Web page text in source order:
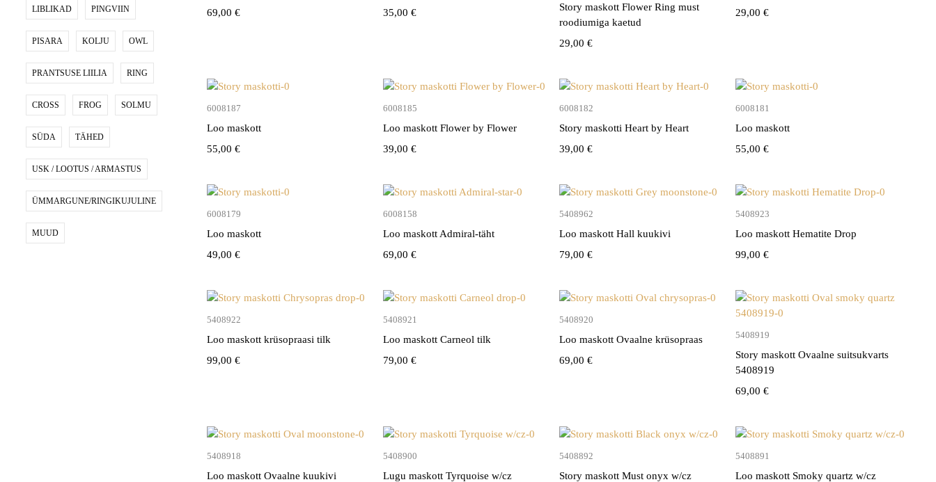
LIBLIKAD PINGVIIN
PISARA KOLJU OWL
PRANTSUSE LIILIA RING
CROSS FROG SOLMU
SÜDA TÄHED
USK / LOOTUS / ARMASTUS
ÜMMARGUNE/RINGIKUJULINE
MUUD
69,00 €
35,00 €
Story maskott Flower Ring must
roodiumiga kaetud
29,00 €
29,00 €
6008187
Loo maskott
55,00 €
6008185
Loo maskott Flower by Flower
39,00 €
6008182
Story maskotti Heart by Heart
39,00 €
6008181
Loo maskott
55,00 €
6008179
Loo maskott
49,00 €
6008158
Loo maskott Admiral-täht
69,00 €
5408962
Loo maskott Hall kuukivi
79,00 €
5408923
Loo maskott Hematite Drop
99,00 €
5408922
Loo maskott krüsopraasi tilk
99,00 €
5408921
Loo maskott Carneol tilk
79,00 €
5408920
Loo maskott Ovaalne krüsopraas
69,00 €
5408919
Story maskott Ovaalne suitsukvarts
5408919
69,00 €
5408918
Loo maskott Ovaalne kuukivi
5408900
Lugu maskott Tyrquoise w/cz
5408892
Story maskott Must onyx w/cz
5408891
Loo maskott Smoky quartz w/cz